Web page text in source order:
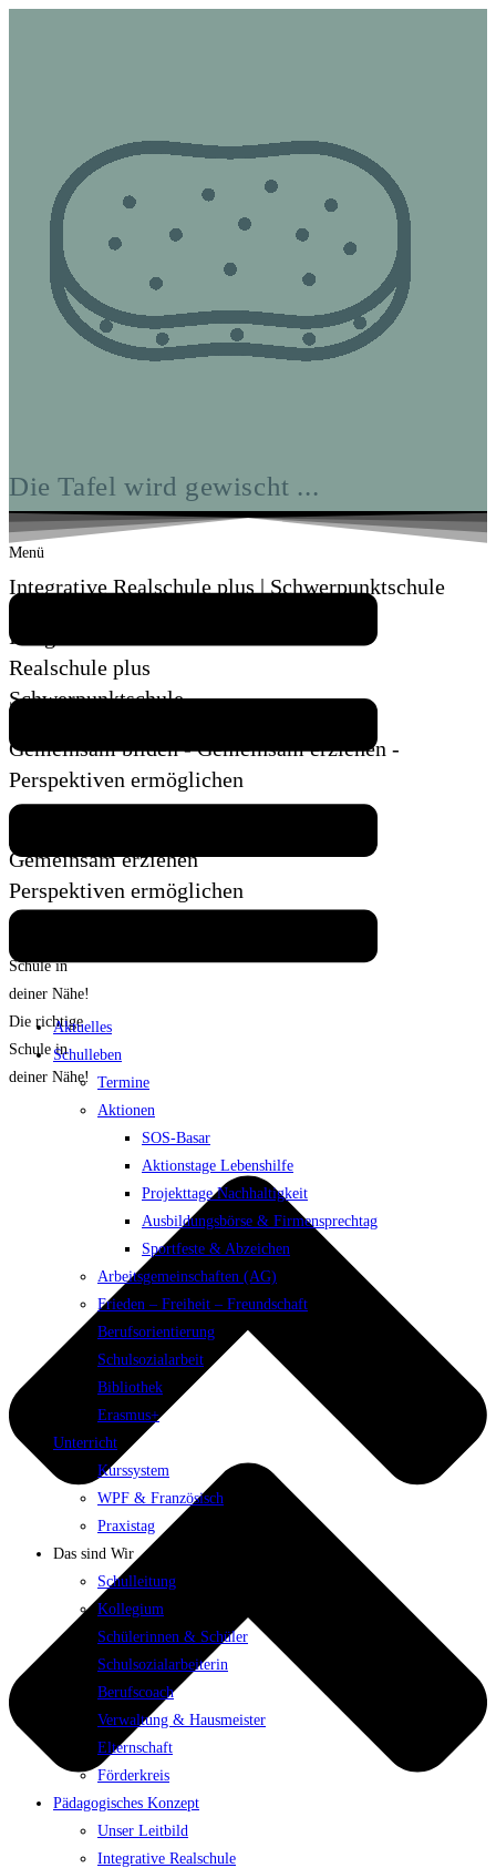
Die Tafel wird gewischt ...
Menü
Aktuelles
Schulleben
Termine
Aktionen
SOS-Basar
Aktionstage Lebenshilfe
Projekttage Nachhaltigkeit
Ausbildungsbörse & Firmensprechtag
Sportfeste & Abzeichen
Arbeitsgemeinschaften (AG)
Frieden – Freiheit – Freundschaft
Berufsorientierung
Schulsozialarbeit
Bibliothek
Erasmus+
Unterricht
Kurssystem
WPF & Französisch
Praxistag
Das sind Wir
Schulleitung
Kollegium
Schülerinnen & Schüler
Schulsozialarbeiterin
Berufscoach
Verwaltung & Hausmeister
Elternschaft
Förderkreis
Pädagogisches Konzept
Unser Leitbild
Integrative Realschule
Integrative Realschule plus | Schwerpunktschule
Integrative
Realschule plus
Schwerpunktschule
Gemeinsam bilden - Gemeinsam erziehen -
Perspektiven ermöglichen
Gemeinsam erziehen
Perspektiven ermöglichen
Schule in
deiner Nähe!
Die richtige
Schule in
deiner Nähe!